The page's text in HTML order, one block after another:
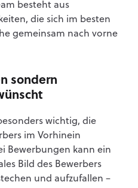
besteht aus
die sich im besten
gemeinsam nach vorne
sondern
wichtig, die
im Vorhinein
Bewerbungen kann ein
Bild des Bewerbers
und aufzufallen –